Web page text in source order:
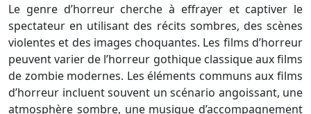
Le genre d’horreur cherche à effrayer et captiver le
spectateur en utilisant des récits sombres, des scènes
violentes et des images choquantes. Les films d’horreur
peuvent varier de l’horreur gothique classique aux films
de zombie modernes. Les éléments communs aux films
d’horreur incluent souvent un scénario angoissant, une
atmosphère sombre, une musique d’accompagnement